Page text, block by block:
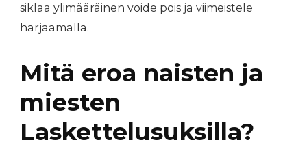
siklaa ylimääräinen voide pois ja viimeistele
harjaamalla.
Mitä eroa naisten ja
miesten
Laskettelusuksilla?